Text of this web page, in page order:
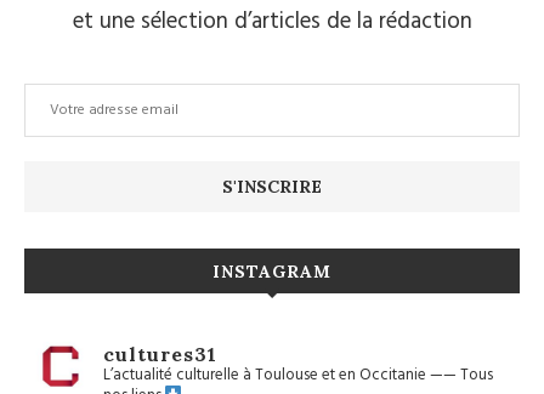
et une sélection d’articles de la rédaction
INSTAGRAM
cultures31
L’actualité culturelle à Toulouse et en Occitanie——Tous